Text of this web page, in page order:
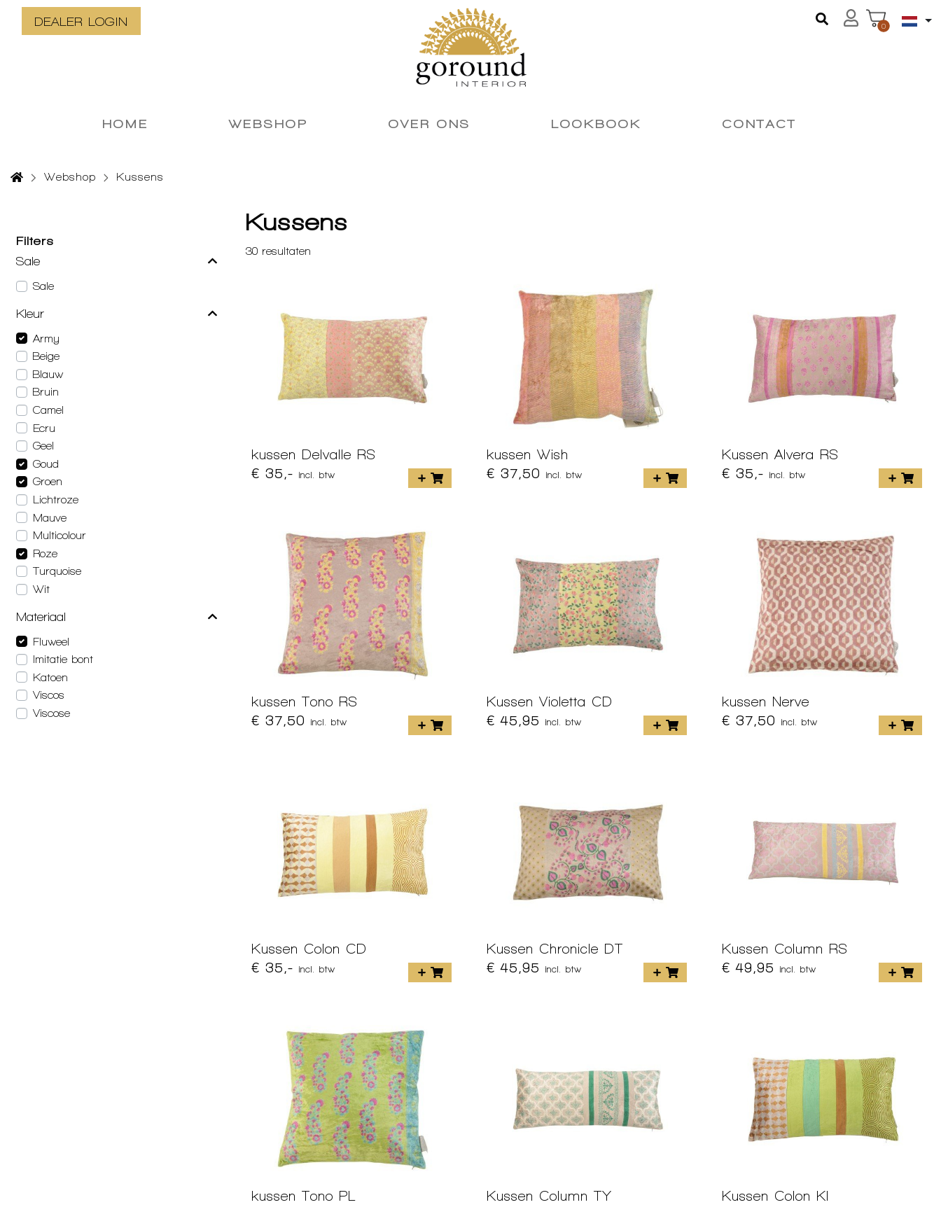
DEALER LOGIN 0
HOME WEBSHOP OVER ONS LOOKBOOK CONTACT
Webshop Kussens
Filters
Sale
Sale
Kleur
Army
Beige
Blauw
Bruin
Camel
Ecru
Geel
Goud
Groen
Lichtroze
Mauve
Multicolour
Roze
Turquoise
Wit
Materiaal
Fluweel
Imitatie bont
Katoen
Viscos
Viscose
Kussens
30 resultaten
kussen Delvalle RS
€ 35,-
incl. btw
kussen Wish
€ 37,50
incl. btw
Kussen Alvera RS
€ 35,-
incl. btw
kussen Tono RS
€ 37,50
incl. btw
Kussen Violetta CD
€ 45,95
incl. btw
kussen Nerve
€ 37,50
incl. btw
Kussen Colon CD
€ 35,-
incl. btw
Kussen Chronicle DT
€ 45,95
incl. btw
Kussen Column RS
€ 49,95
incl. btw
kussen Tono PL
Kussen Column TY
Kussen Colon KI